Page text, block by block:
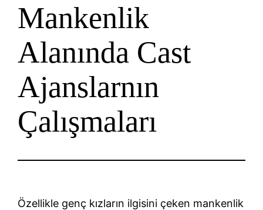
Mankenlik
Alanında Cast
Ajanslarnın
Çalışmaları
Özellikle genç kızların ilgisini çeken mankenlik